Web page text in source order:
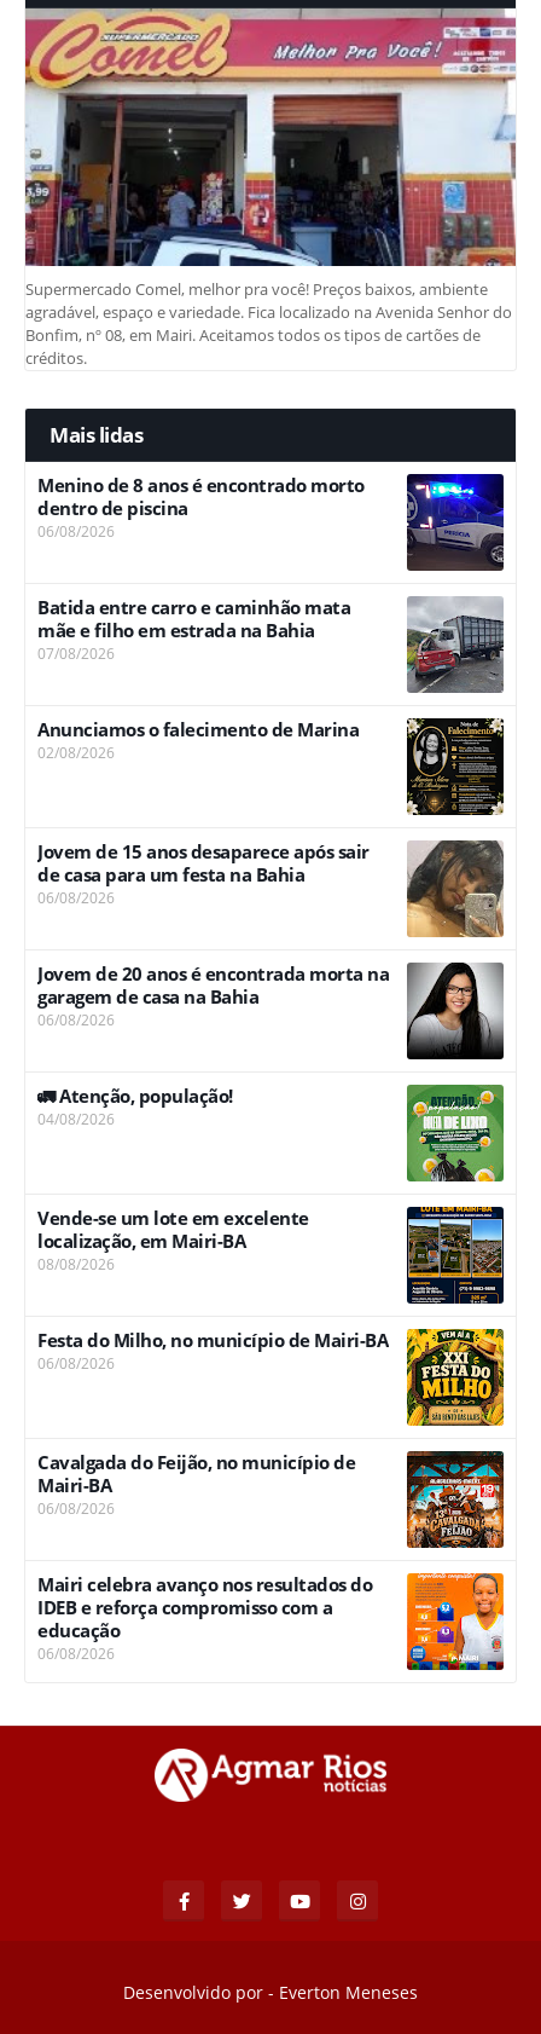
Supermercado Comel, melhor pra você! Preços baixos, ambiente
agradável, espaço e variedade. Fica localizado na Avenida Senhor do
Bonfim, nº 08, em Mairi. Aceitamos todos os tipos de cartões de
créditos.
Mais lidas
Menino de 8 anos é encontrado morto
dentro de piscina
06/08/2026
Batida entre carro e caminhão mata
mãe e filho em estrada na Bahia
07/08/2026
Anunciamos o falecimento de Marina
02/08/2026
Jovem de 15 anos desaparece após sair
de casa para um festa na Bahia
06/08/2026
Jovem de 20 anos é encontrada morta na
garagem de casa na Bahia
06/08/2026
🚛 Atenção, população!
04/08/2026
Vende-se um lote em excelente
localização, em Mairi-BA
08/08/2026
Festa do Milho, no município de Mairi-BA
06/08/2026
Cavalgada do Feijão, no município de
Mairi-BA
06/08/2026
Mairi celebra avanço nos resultados do
IDEB e reforça compromisso com a
educação
06/08/2026
Desenvolvido por - Everton Meneses